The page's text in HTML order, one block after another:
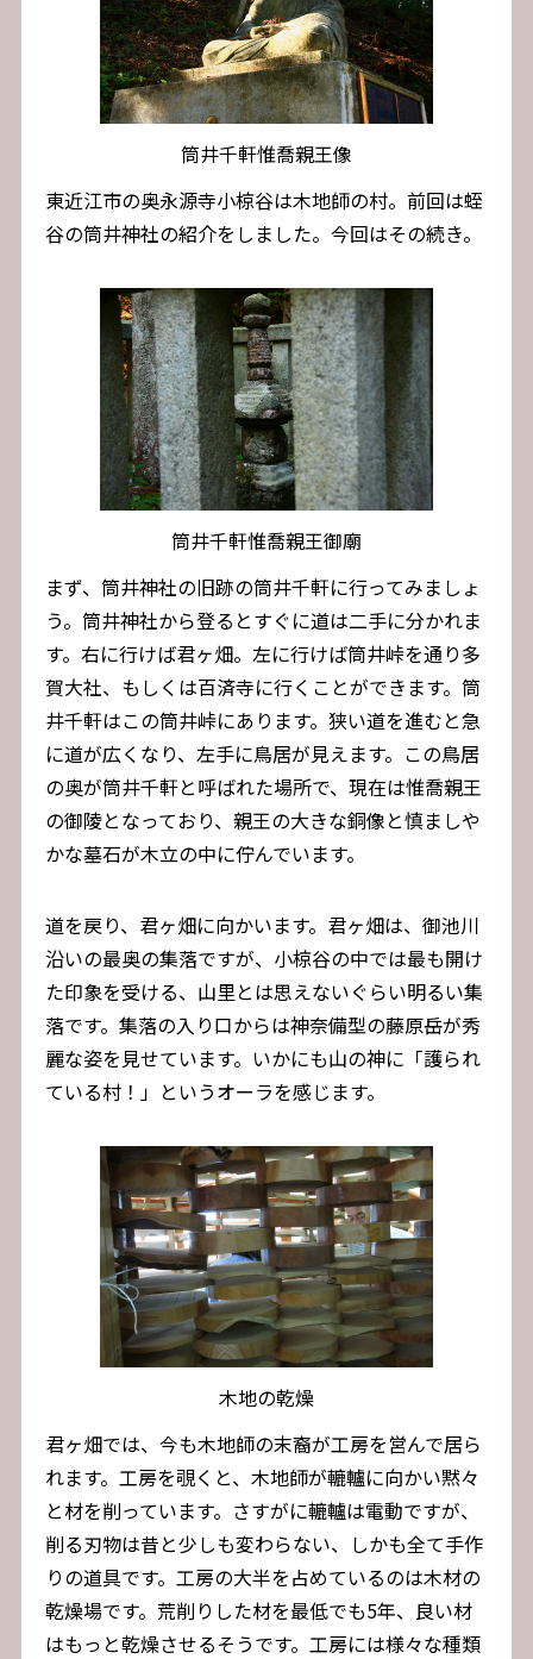
筒井千軒惟喬親王像
東近江市の奥永源寺小椋谷は木地師の村。前回は蛭
谷の筒井神社の紹介をしました。今回はその続き。
筒井千軒惟喬親王御廟
まず、筒井神社の旧跡の筒井千軒に行ってみましょ
う。筒井神社から登るとすぐに道は二手に分かれま
す。右に行けば君ヶ畑。左に行けば筒井峠を通り多
賀大社、もしくは百済寺に行くことができます。筒
井千軒はこの筒井峠にあります。狭い道を進むと急
に道が広くなり、左手に鳥居が見えます。この鳥居
の奥が筒井千軒と呼ばれた場所で、現在は惟喬親王
の御陵となっており、親王の大きな銅像と慎ましや
かな墓石が木立の中に佇んでいます。
道を戻り、君ヶ畑に向かいます。君ヶ畑は、御池川
沿いの最奥の集落ですが、小椋谷の中では最も開け
た印象を受ける、山里とは思えないぐらい明るい集
落です。集落の入り口からは神奈備型の藤原岳が秀
麗な姿を見せています。いかにも山の神に「護られ
ている村！」というオーラを感じます。
木地の乾燥
君ヶ畑では、今も木地師の末裔が工房を営んで居ら
れます。工房を覗くと、木地師が轆轤に向かい黙々
と材を削っています。さすがに轆轤は電動ですが、
削る刃物は昔と少しも変わらない、しかも全て手作
りの道具です。工房の大半を占めているのは木材の
乾燥場です。荒削りした材を最低でも5年、良い材
はもっと乾燥させるそうです。工房には様々な種類